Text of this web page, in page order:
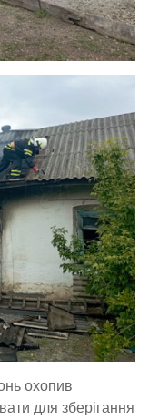
охопив
для зберігання